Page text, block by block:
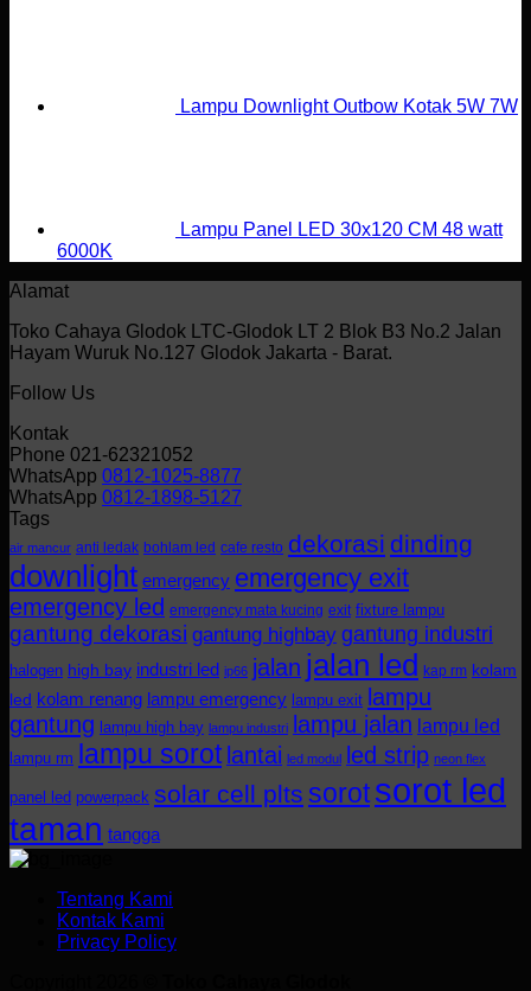
Lampu Downlight Outbow Kotak 5W 7W
Lampu Panel LED 30x120 CM 48 watt
6000K
Alamat
Toko Cahaya Glodok LTC-Glodok LT 2 Blok B3 No.2 Jalan
Hayam Wuruk No.127 Glodok Jakarta - Barat.
Follow Us
Kontak
Phone 021-62321052
WhatsApp 0812-1025-8877
WhatsApp 0812-1898-5127
Tags
air mancur anti ledak bohlam led cafe resto dekorasi dinding
downlight emergency emergency exit
emergency led emergency mata kucing exit fixture lampu
gantung dekorasi gantung highbay gantung industri
halogen high bay industri led ip66 jalan jalan led kap rm kolam
led kolam renang lampu emergency lampu exit lampu
gantung lampu high bay lampu industri lampu jalan lampu led
lampu rm lampu sorot lantai led modul led strip neon flex
panel led powerpack solar cell plts sorotsorot led
taman tangga
Tentang Kami
Kontak Kami
Privacy Policy